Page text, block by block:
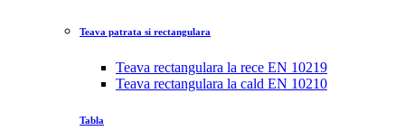
Teava patrata si rectangulara
Teava rectangulara la rece EN 10219
Teava rectangulara la cald EN 10210
Tabla